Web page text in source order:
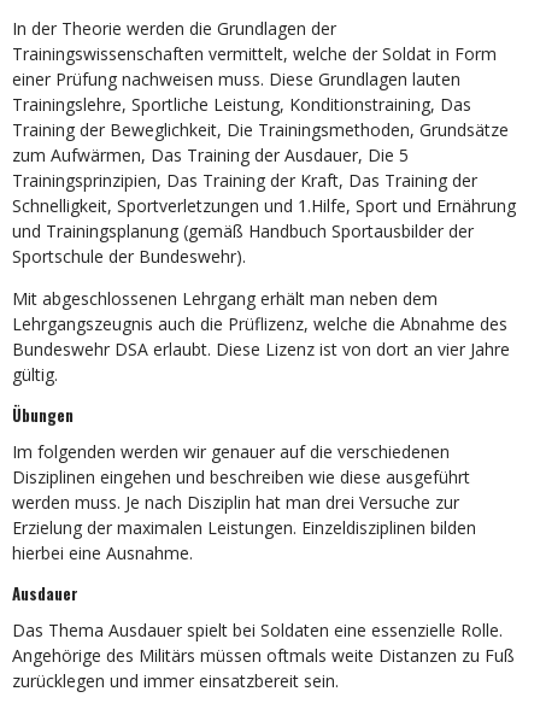
In der Theorie werden die Grundlagen der
Trainingswissenschaften vermittelt, welche der Soldat in Form
einer Prüfung nachweisen muss. Diese Grundlagen lauten
Trainingslehre, Sportliche Leistung, Konditionstraining, Das
Training der Beweglichkeit, Die Trainingsmethoden, Grundsätze
zum Aufwärmen, Das Training der Ausdauer, Die 5
Trainingsprinzipien, Das Training der Kraft, Das Training der
Schnelligkeit, Sportverletzungen und 1.Hilfe, Sport und Ernährung
und Trainingsplanung (gemäß Handbuch Sportausbilder der
Sportschule der Bundeswehr).
Mit abgeschlossenen Lehrgang erhält man neben dem
Lehrgangszeugnis auch die Prüflizenz, welche die Abnahme des
Bundeswehr DSA erlaubt. Diese Lizenz ist von dort an vier Jahre
gültig.
Übungen
Im folgenden werden wir genauer auf die verschiedenen
Disziplinen eingehen und beschreiben wie diese ausgeführt
werden muss. Je nach Disziplin hat man drei Versuche zur
Erzielung der maximalen Leistungen. Einzeldisziplinen bilden
hierbei eine Ausnahme.
Ausdauer
Das Thema Ausdauer spielt bei Soldaten eine essenzielle Rolle.
Angehörige des Militärs müssen oftmals weite Distanzen zu Fuß
zurücklegen und immer einsatzbereit sein.